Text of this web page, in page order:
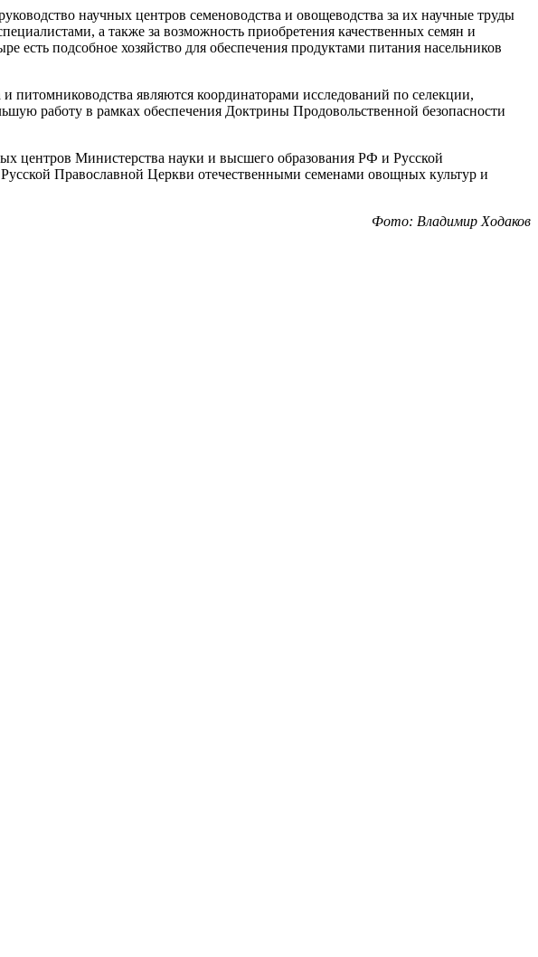
научных центров семеноводства и овощеводства за их научные труды
а также за возможность приобретения качественных семян и
подсобное хозяйство для обеспечения продуктами питания насельников
являются координаторами исследований по селекции,
работу в рамках обеспечения Доктрины Продовольственной безопасности
центров Министерства науки и высшего образования РФ и Русской
Православной Церкви отечественными семенами овощных культур и
Фото: Владимир Ходаков